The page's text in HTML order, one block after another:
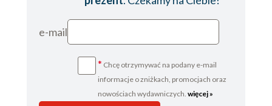
e-mail
* Chcę otrzymywać na podany e-mail
informacje o zniżkach, promocjach oraz
nowościach wydawniczych. więcej »